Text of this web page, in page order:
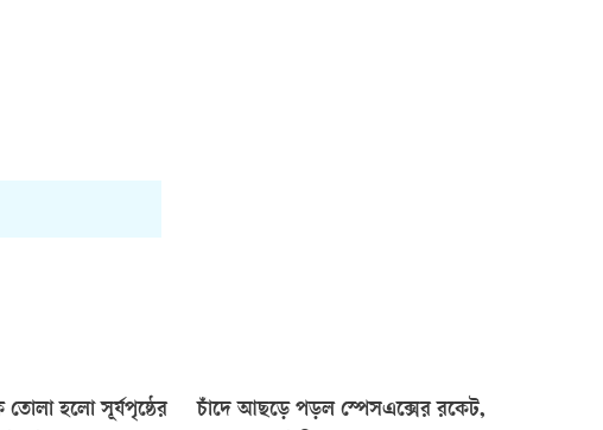
হলো সূর্যপৃষ্ঠের
চাঁদে আছড়ে পড়ল স্পেসএক্সের রকেট,